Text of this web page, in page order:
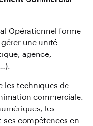
Opérationnel forme
une unité
agence,
les techniques de
commerciale.
les
ses compétences en